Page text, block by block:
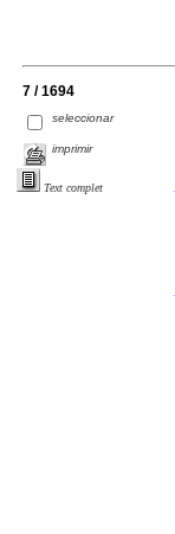
7 / 1694
seleccionar
imprimir
Text complet